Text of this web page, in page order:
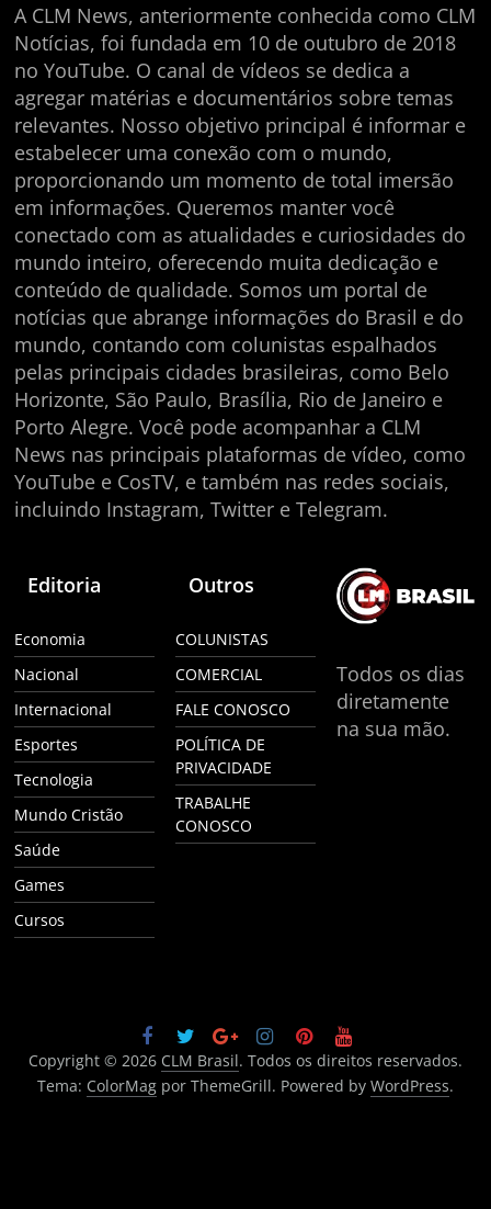
A CLM News, anteriormente conhecida como CLM
Notícias, foi fundada em 10 de outubro de 2018
no YouTube. O canal de vídeos se dedica a
agregar matérias e documentários sobre temas
relevantes. Nosso objetivo principal é informar e
estabelecer uma conexão com o mundo,
proporcionando um momento de total imersão
em informações. Queremos manter você
conectado com as atualidades e curiosidades do
mundo inteiro, oferecendo muita dedicação e
conteúdo de qualidade. Somos um portal de
notícias que abrange informações do Brasil e do
mundo, contando com colunistas espalhados
pelas principais cidades brasileiras, como Belo
Horizonte, São Paulo, Brasília, Rio de Janeiro e
Porto Alegre. Você pode acompanhar a CLM
News nas principais plataformas de vídeo, como
YouTube e CosTV, e também nas redes sociais,
incluindo Instagram, Twitter e Telegram.
Editoria
Economia
Nacional
Internacional
Esportes
Tecnologia
Mundo Cristão
Saúde
Games
Cursos
Outros
COLUNISTAS
COMERCIAL
FALE CONOSCO
POLÍTICA DE
PRIVACIDADE
TRABALHE
CONOSCO
Todos os dias
diretamente
na sua mão.
Copyright © 2026 CLM Brasil. Todos os direitos reservados.
Tema: ColorMagpor ThemeGrill. Powered by WordPress.